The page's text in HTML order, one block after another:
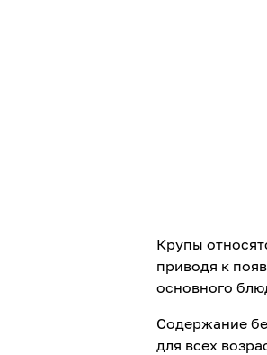
Крупы
приводя к
основного
Содержание
для всех